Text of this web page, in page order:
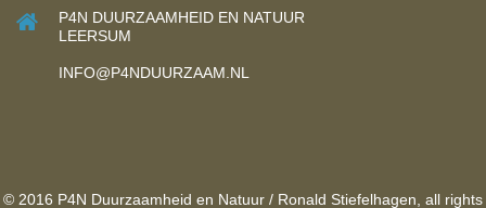
P4N DUURZAAMHEID EN NATUUR
LEERSUM
INFO@P4NDUURZAAM.NL
© 2016 P4N Duurzaamheid en Natuur / Ronald Stiefelhagen, all rights